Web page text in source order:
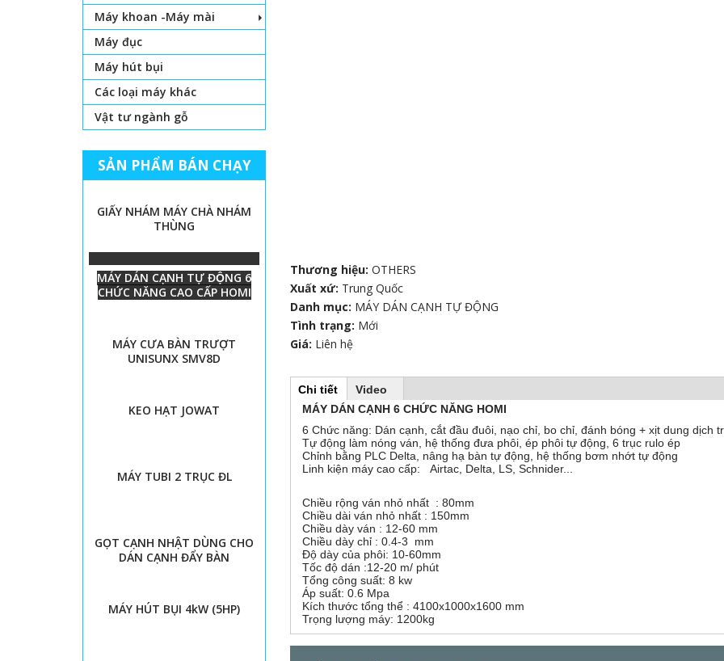
Thương hiệu:OTHERS
Xuất xứ: Trung Quốc
Danh mục: MÁY DÁN CẠNH TỰ ĐỘNG
Tình trạng: Mới
Giá: Liên hệ
H
o
o
n
t
Chi tiết(
a
b
h
o
ạ
ộ
n
g
)
Video
MÁY DÁN CẠNH 6 CHỨC NĂNG HOMI
6 Chức năng: Dán cạnh, cắt đầu đuôi, nạo chỉ, bo chỉ, đánh bóng + xịt dung dịch
Tự động làm nóng ván, hệ thống đưa phôi, ép phôi tự động, 6 trục rulo ép
Chỉnh bằng PLC Delta, nâng hạ bàn tự động, hệ thống bơm nhớt tự động
Linh kiện máy cao cấp: Airtac, Delta, LS, Schnider...
Chiều rộng ván nhỏ nhất : 80mm
Chiều dài ván nhỏ nhất : 150mm
Chiều dày ván : 12-60 mm
Chiều dày chỉ : 0.4-3 mm
Độ dày của phôi: 10-60mm
Tốc độ dán :12-20 m/ phút
Tổng công suất: 8 kw
Áp suất: 0.6 Mpa
Kích thước tổng thể : 4100x1000x1600 mm
Trọng lượng máy: 1200kg
Máy khoan -Máy mài
Máy đục
Máy hút bụi
Các loại máy khác
Vật tư ngành gỗ
SẢN PHẨM BÁN CHẠY
GIẤY NHÁM MÁY CHÀ NHÁM
THÙNG
MÁY DÁN CẠNH TỰ ĐỘNG 6
CHỨC NĂNG CAO CẤP HOMI
MÁY CƯA BÀN TRƯỢT
UNISUNX SMV8D
KEO HẠT JOWAT
MÁY TUBI 2 TRỤC ĐL
GỌT CẠNH NHẬT DÙNG CHO
DÁN CẠNH ĐẨY BÀN
MÁY HÚT BỤI 4kW (5HP)